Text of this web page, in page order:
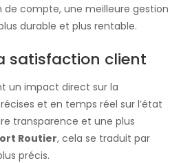
de compte, une meilleure gestion
durable et plus rentable.
satisfaction client
un impact direct sur la
et en temps réel sur l’état
transparence et une plus
Routier, cela se traduit par
précis.